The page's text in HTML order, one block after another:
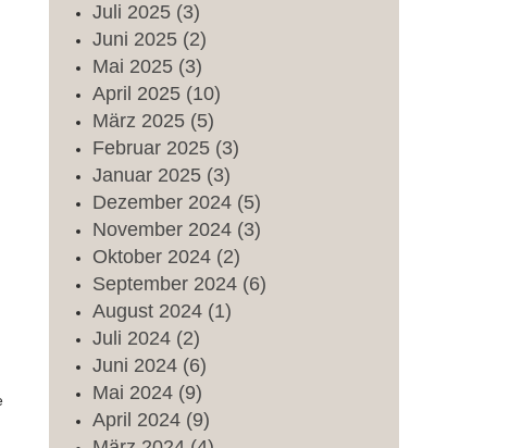
Juli 2025 (3)
Juni 2025 (2)
Mai 2025 (3)
April 2025 (10)
März 2025 (5)
Februar 2025 (3)
Januar 2025 (3)
Dezember 2024 (5)
November 2024 (3)
Oktober 2024 (2)
September 2024 (6)
August 2024 (1)
Juli 2024 (2)
Juni 2024 (6)
Mai 2024 (9)
April 2024 (9)